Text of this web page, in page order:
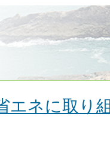
エネに取り